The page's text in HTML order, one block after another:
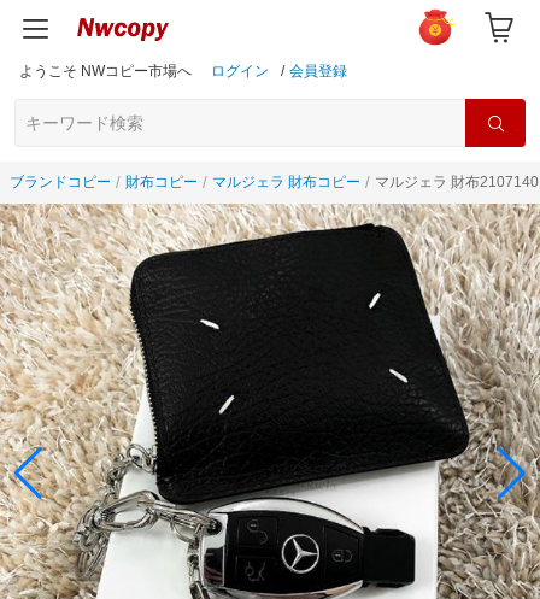
ようこそ NWコピー市場へ ログイン / 会員登録
ブランドコピー 財布コピー マルジェラ 財布コピー マルジェラ 財布